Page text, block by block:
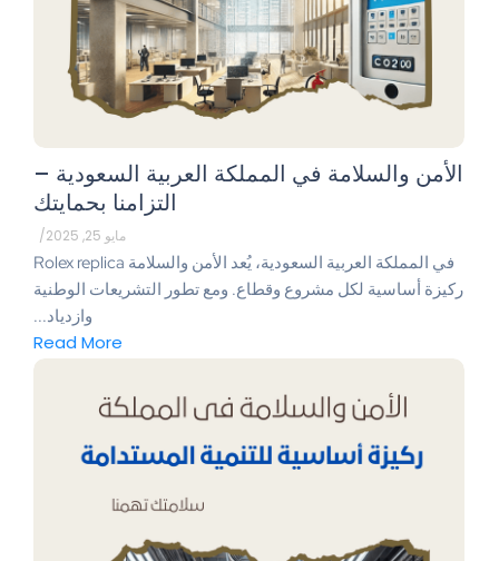
الأمن والسلامة في المملكة العربية السعودية –
التزامنا بحمايتك
مايو 25, 2025 /
في المملكة العربية السعودية، يُعد الأمن والسلامة Rolex replica
ركيزة أساسية لكل مشروع وقطاع. ومع تطور التشريعات الوطنية
وازدياد...
Read More